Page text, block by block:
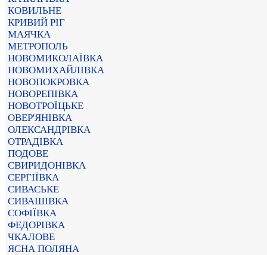
КОВИЛЬНЕ
КРИВИЙ РІГ
МАЯЧКА
МЕТРОПОЛЬ
НОВОМИКОЛАЇВКА
НОВОМИХАЙЛІВКА
НОВОПОКРОВКА
НОВОРЕПІВКА
НОВОТРОЇЦЬКЕ
ОВЕР'ЯНІВКА
ОЛЕКСАНДРІВКА
ОТРАДІВКА
ПОДОВЕ
СВИРИДОНІВКА
СЕРГІЇВКА
СИВАСЬКЕ
СИВАШІВКА
СОФІЇВКА
ФЕДОРІВКА
ЧКАЛОВЕ
ЯСНА ПОЛЯНА